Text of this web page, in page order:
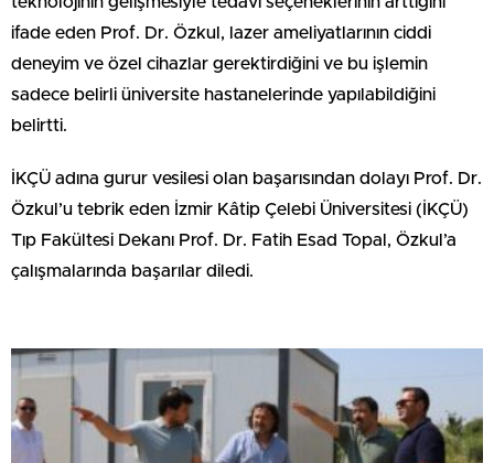
ifade eden Prof. Dr. Özkul, lazer ameliyatlarının ciddi
deneyim ve özel cihazlar gerektirdiğini ve bu işlemin
sadece belirli üniversite hastanelerinde yapılabildiğini
belirtti.
İKÇÜ adına gurur vesilesi olan başarısından dolayı Prof. Dr.
Özkul’u tebrik eden İzmir Kâtip Çelebi Üniversitesi (İKÇÜ)
Tıp Fakültesi Dekanı Prof. Dr. Fatih Esad Topal, Özkul’a
çalışmalarında başarılar diledi.